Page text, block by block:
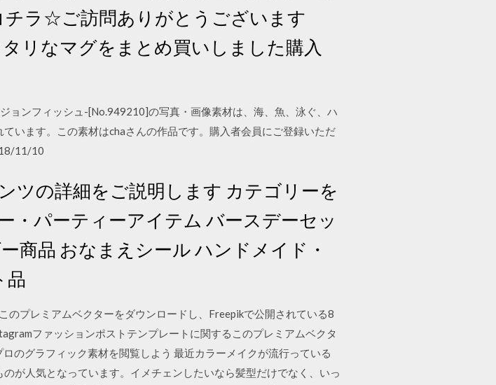
チラ☆ご訪問ありがとうございます
リなマグをまとめ買いしました購入
ンフィッシュ-[No.949210]の写真・画像素材は、海、魚、泳ぐ、ハ
います。この素材はchaさんの作品です。購入者会員にご登録いただ
11/10
ツの詳細をご説明します カテゴリーを
・パーティーアイテム バースデーセッ
商品 おなまえシール ハンドメイド・
品
プレミアムベクターをダウンロードし、Freepikで公開されている8
ファッションポストテンプレートに関するこのプレミアムベクタ
のグラフィック素材を閲覧しよう 最近カラーメイクが流行っている
が人気となっています。イメチェンしたいなら髪型だけでなく、いっ